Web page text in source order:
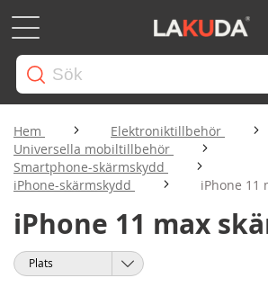
Hem
Elektroniktillbehör
Universella mobiltillbehör
Smartphone-skärmskydd
iPhone-skärmskydd
iPhone 11
iPhone 11 max
Sortera